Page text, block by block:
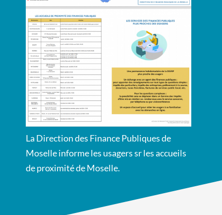
La Direction des Finance Publiques de
Moselle informe les usagers sr les accueils
de proximité de Moselle.